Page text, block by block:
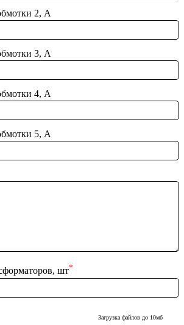
2, А
3, А
4, А
5, А
шт*
Загрузка файлов до 10мб